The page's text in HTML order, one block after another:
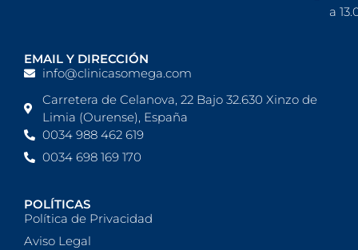
a
EMAIL Y DIRECCIÓN
info@clinicasomega.com
Carretera de Celanova, 22 Bajo 32.630 Xinzo de
Limia (Ourense), España
0034 988 462 619
0034 698 169 170
POLÍTICAS
Política de Privacidad
Aviso Legal